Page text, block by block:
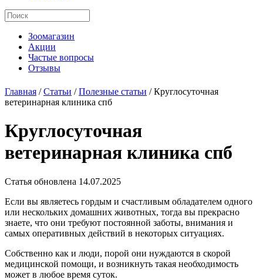
Зоомагазин
Акции
Частые вопросы
Отзывы
Главная /Статьи /Полезные статьи /Круглосуточная
ветеринарная клиника спб
Круглосуточная
ветеринарная клиника спб
Статья обновлена 14.07.2025
Если вы являетесь гордым и счастливым обладателем одного
или нескольких домашних животных, тогда вы прекрасно
знаете, что они требуют постоянной заботы, внимания и
самых оперативных действий в некоторых ситуациях.
Собственно как и люди, порой они нуждаются в скорой
медицинской помощи, и возникнуть такая необходимость
может в любое время суток.